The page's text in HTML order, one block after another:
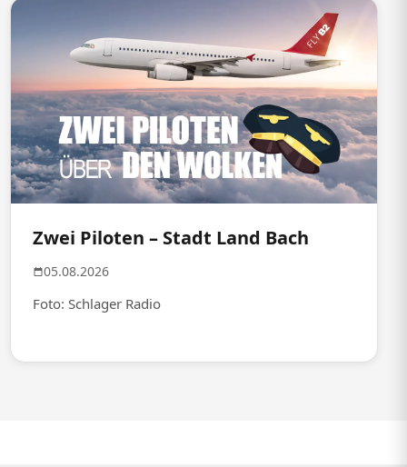
Zwei Piloten – Stadt Land Bach
05.08.2026
Foto: Schlager Radio